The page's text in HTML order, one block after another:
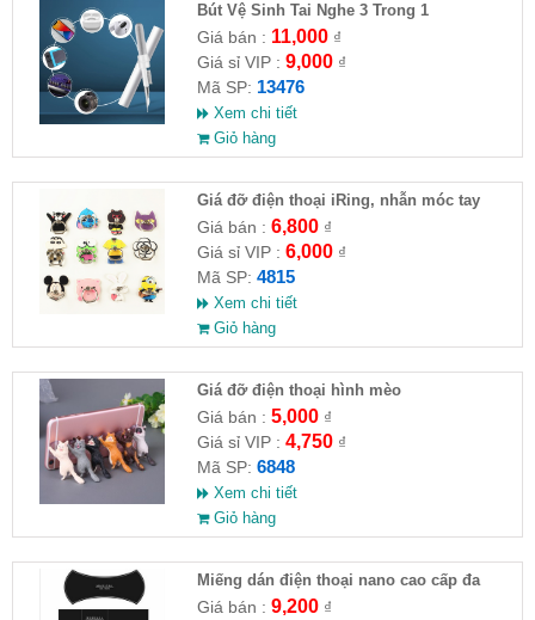
Bút Vệ Sinh Tai Nghe 3 Trong 1
Giá bán : 11,000₫
Giá sỉ VIP : 9,000₫
Mã SP: 13476
Xem chi tiết
Giỏ hàng
Giá đỡ điện thoại iRing, nhẫn móc tay
chống rớt (nhiều kiểu)
Giá bán : 6,800₫
Giá sỉ VIP : 6,000₫
Mã SP: 4815
Xem chi tiết
Giỏ hàng
Giá đỡ điện thoại hình mèo
Giá bán : 5,000₫
Giá sỉ VIP : 4,750₫
Mã SP: 6848
Xem chi tiết
Giỏ hàng
Miếng dán điện thoại nano cao cấp đa
năng
Giá bán : 9,200₫